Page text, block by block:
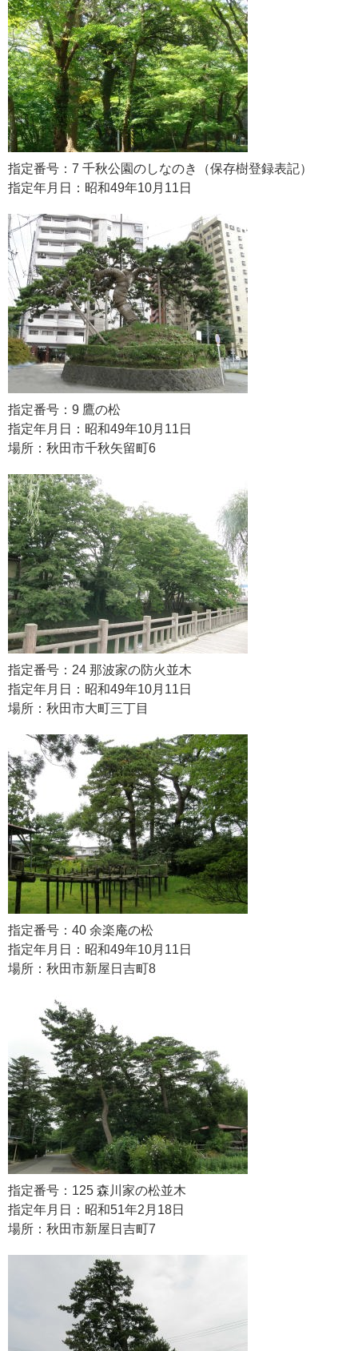
指定番号：7 千秋公園のしなのき（保存樹登録表記）
指定年月日：昭和49年10月11日
指定番号：9 鷹の松
指定年月日：昭和49年10月11日
場所：秋田市千秋矢留町6
指定番号：24 那波家の防火並木
指定年月日：昭和49年10月11日
場所：秋田市大町三丁目
指定番号：40 余楽庵の松
指定年月日：昭和49年10月11日
場所：秋田市新屋日吉町8
指定番号：125 森川家の松並木
指定年月日：昭和51年2月18日
場所：秋田市新屋日吉町7